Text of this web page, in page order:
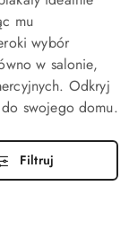
mu
wybór
w salonie,
Odkryj
swojego domu.
Filtruj